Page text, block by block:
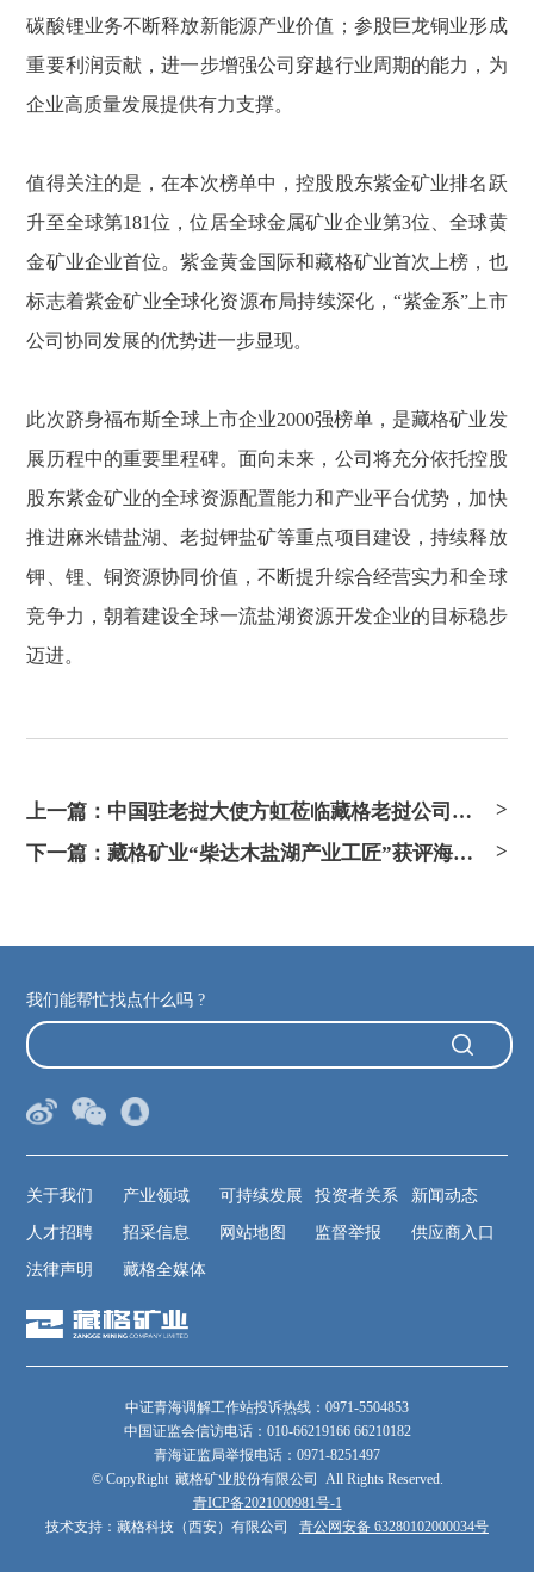
碳酸锂业务不断释放新能源产业价值；参股巨龙铜业形成
重要利润贡献，进一步增强公司穿越行业周期的能力，为
企业高质量发展提供有力支撑。
值得关注的是，在本次榜单中，控股股东紫金矿业排名跃
升至全球第181位，位居全球金属矿业企业第3位、全球黄
金矿业企业首位。紫金黄金国际和藏格矿业首次上榜，也
标志着紫金矿业全球化资源布局持续深化，“紫金系”上市
公司协同发展的优势进一步显现。
此次跻身福布斯全球上市企业2000强榜单，是藏格矿业发
展历程中的重要里程碑。面向未来，公司将充分依托控股
股东紫金矿业的全球资源配置能力和产业平台优势，加快
推进麻米错盐湖、老挝钾盐矿等重点项目建设，持续释放
钾、锂、铜资源协同价值，不断提升综合经营实力和全球
竞争力，朝着建设全球一流盐湖资源开发企业的目标稳步
迈进。
上一篇：中国驻老挝大使方虹莅临藏格老挝公司调研指导
下一篇：藏格矿业“柴达木盐湖产业工匠”获评海西州首批劳务品牌榜首
我们能帮忙找点什么吗 ?
关于我们 产业领域 可持续发展 投资者关系
新闻动态
人才招聘
招采信息 网站地图 监督举报
供应商入口
法律声明
藏格全媒体
中证青海调解工作站投诉热线：0971-5504853
中国证监会信访电话：010-66219166 66210182
青海证监局举报电话：0971-8251497
© CopyRight 藏格矿业股份有限公司 All Rights Reserved.
青ICP备2021000981号-1
技术支持：藏格科技（西安）有限公司
青公网安备 63280102000034号